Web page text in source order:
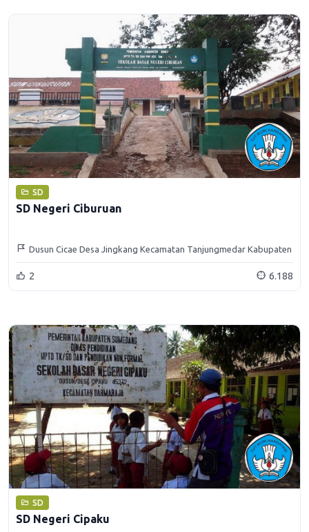
SD
SD Negeri Ciburuan
Dusun Cicae Desa Jingkang Kecamatan Tanjungmedar Kabupaten
Sumedang
2 6.188
SD
SD Negeri Cipaku